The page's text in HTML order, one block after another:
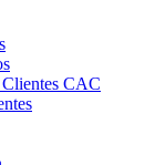
CAC